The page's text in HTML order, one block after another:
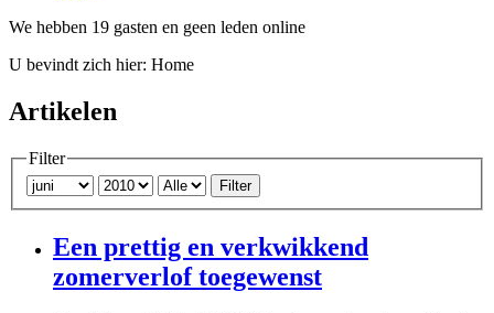
We hebben 19 gasten en geen leden online
U bevindt zich hier: Home
Artikelen
Filter
Filter
Een prettig en verkwikkend
zomerverlof toegewenst